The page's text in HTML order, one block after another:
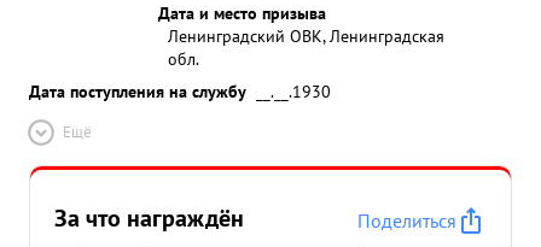
Дата и место призыва
Ленинградский ОВК, Ленинградская
обл.
Дата поступления на службу
__.__.1930
Ещё
За что награждён
Поделиться